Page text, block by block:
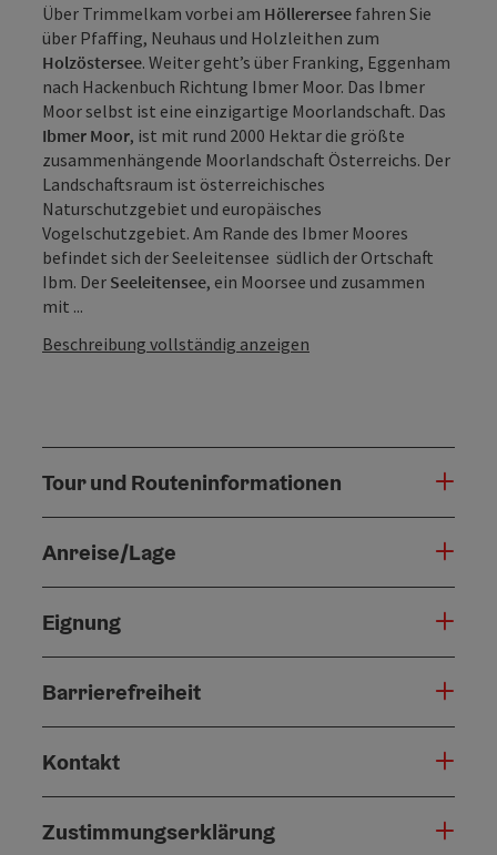
Über Trimmelkam vorbei am Höllerersee fahren Sie
über Pfaffing, Neuhaus und Holzleithen zum
Holzöstersee. Weiter geht’s über Franking, Eggenham
nach Hackenbuch Richtung Ibmer Moor. Das Ibmer
Moor selbst ist eine einzigartige Moorlandschaft. Das
Ibmer Moor, ist mit rund 2000 Hektar die größte
zusammenhängende Moorlandschaft Österreichs. Der
Landschaftsraum ist österreichisches
Naturschutzgebiet und europäisches
Vogelschutzgebiet. Am Rande des Ibmer Moores
befindet sich der Seeleitensee südlich der Ortschaft
Ibm. Der Seeleitensee, ein Moorsee und zusammen
mit ...
Beschreibung vollständig anzeigen
Tour und Routeninformationen
Anreise/Lage
Eignung
Barrierefreiheit
Kontakt
Zustimmungserklärung